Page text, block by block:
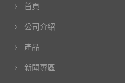
首頁
公司介紹
產品
新聞專區